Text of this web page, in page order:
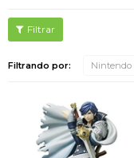
Filtrando por: Nintendo